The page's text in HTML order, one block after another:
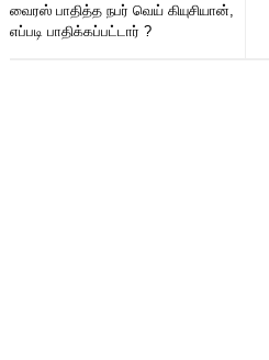
வைரஸ் பாதித்த நபர் வெய் கியுசியான்,
எப்படி பாதிக்கப்பட்டார் ?